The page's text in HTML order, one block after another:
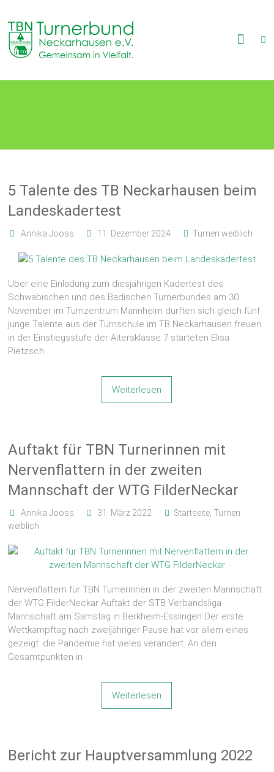
content
TB
Neckarhausen
in
5 Talente des TB Neckarhausen beim
Landeskadertest
Annika Jooss 11. Dezember 2024 Turnen weiblich
Über eine Einladung zum diesjährigen Kadertest des
Schwäbischen und des Badischen Turnerbundes am 30.
November im Turnzentrum Mannheim durften sich gleich fünf
junge Talente aus der Turnschule im TB Neckarhausen freuen:
in der Einstiegsstufe der Altersklasse 7 starteten Elisa
Pietzsch
Weiterlesen
Auftakt für TBN Turnerinnen mit
Nervenflattern in der zweiten
Mannschaft der WTG FilderNeckar
Annika Jooss 31. März 2022 Startseite, Turnen
weiblich
Nervenflattern für TBN Turnerinnen in der zweiten Mannschaft
der WTG FilderNeckar Auftakt der STB Verbandsliga
Mannschaft am Samstag in Berkheim-Esslingen Der erste
Wettkampftag nach zweijähriger Pause hat vor allem eines
gezeigt: die Pandemie hat vieles verändert. An den
Gesamtpunkten in
Weiterlesen
Bericht zur Hauptversammlung 2022